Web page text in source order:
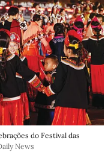
do Festival das
News